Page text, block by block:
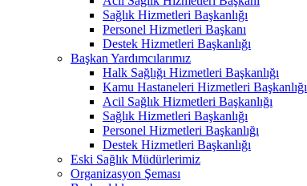
Sağlık Hizmetleri Başkanlığı
Personel Hizmetleri Başkanı
Destek Hizmetleri Başkanlığı
Başkan Yardımcılarımız
Halk Sağlığı Hizmetleri Başkanlığı
Kamu Hastaneleri Hizmetleri Başkanlığı
Acil Sağlık Hizmetleri Başkanlığı
Sağlık Hizmetleri Başkanlığı
Personel Hizmetleri Başkanlığı
Destek Hizmetleri Başkanlığı
Eski Sağlık Müdürlerimiz
Organizasyon Şeması